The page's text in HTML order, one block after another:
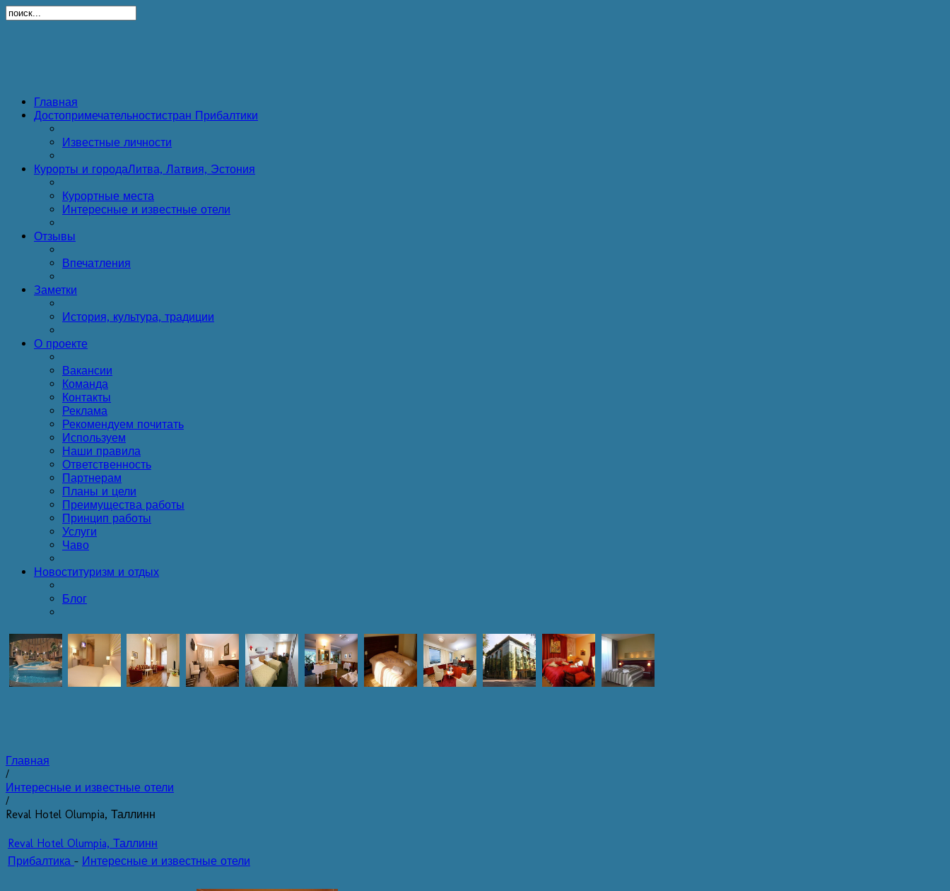
Главная
Достопримечательностистран Прибалтики
Известные личности
Курорты и городаЛитва, Латвия, Эстония
Курортные места
Интересные и известные отели
Отзывы
Впечатления
Заметки
История, культура, традиции
О проекте
Вакансии
Команда
Контакты
Реклама
Рекомендуем почитать
Используем
Наши правила
Ответственность
Партнерам
Планы и цели
Преимущества работы
Принцип работы
Услуги
Чаво
Новоституризм и отдых
Блог
Главная
/
Интересные и известные отели
/
Reval Hotel Olumpia, Таллинн
Reval Hotel Olumpia, Таллинн
Прибалтика - Интересные и известные отели